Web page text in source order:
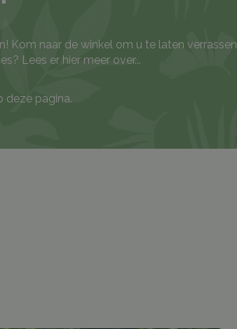
Kom naar de winkel om u te laten
Lees er hier meer over...
deze pagina.